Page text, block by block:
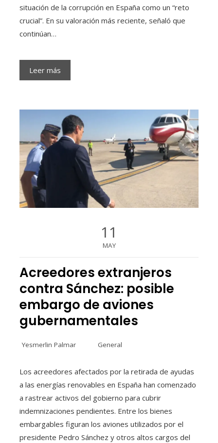
situación de la corrupción en España como un “reto
crucial”. En su valoración más reciente, señaló que
continúan…
Leer más
11
MAY
Acreedores extranjeros
contra Sánchez: posible
embargo de aviones
gubernamentales
Yesmerlin Palmar General
Los acreedores afectados por la retirada de ayudas
a las energías renovables en España han comenzado
a rastrear activos del gobierno para cubrir
indemnizaciones pendientes. Entre los bienes
embargables figuran los aviones utilizados por el
presidente Pedro Sánchez y otros altos cargos del